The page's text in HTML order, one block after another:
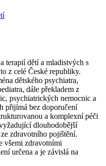
terapií dětí a mladistvých s
z celé České republiky.
dětského psychiatra,
dále překladem z
psychiatrických nemocnic a
přijímá bez doporučení
a komplexní péči
dlouhodobější
zdravotního pojištění.
všemi zdravotními
určena a je závislá na